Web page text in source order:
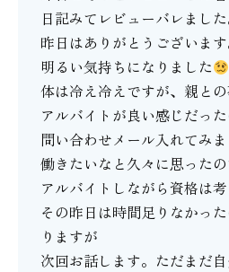
日記みてレビューバレました
昨日はありがとうございます
明るい気持ちになりました
体は冷え冷えですが、親と
アルバイトが良い感じだっ
問い合わせメール入れてみ
働きたいなと久々に思った
アルバイトしながら資格は
その昨日は時間足りなかっ
りますが
次回お話します。ただまだ